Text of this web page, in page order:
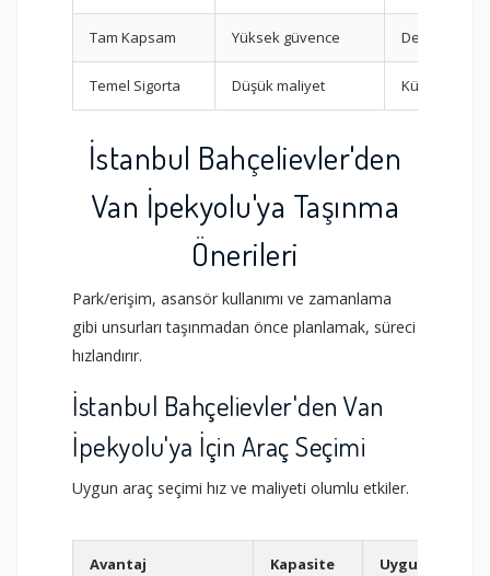
Tam Kapsam Yüksek güvence Değerli
Temel Sigorta Düşük maliyet Küçük
İstanbul Bahçelievler'den
Van İpekyolu'ya Taşınma
Önerileri
Park/erişim, asansör kullanımı ve zamanlama
gibi unsurları taşınmadan önce planlamak, süreci
hızlandırır.
İstanbul Bahçelievler'den Van
İpekyolu'ya İçin Araç Seçimi
Uygun araç seçimi hız ve maliyeti olumlu etkiler.
Avantaj Kapasite Uygun Olduğu